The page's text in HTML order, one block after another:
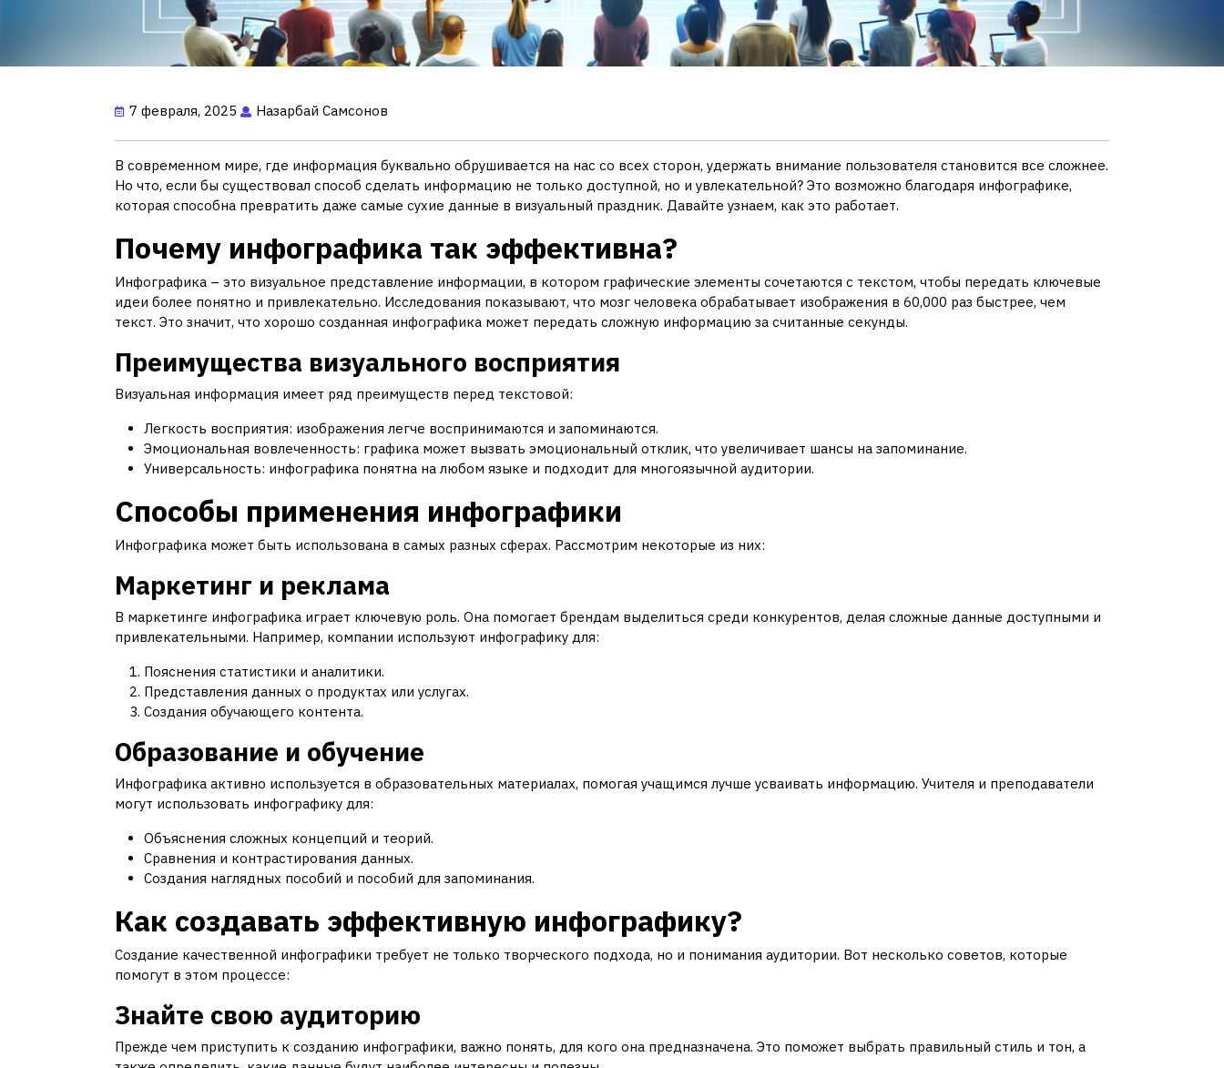
7 февраля, 2025 Назарбай Самсонов
В современном мире, где информация буквально обрушивается на нас со всех сторон, удержать внимание пользователя становится все сложнее.
Но что, если бы существовал способ сделать информацию не только доступной, но и увлекательной? Это возможно благодаря инфографике,
которая способна превратить даже самые сухие данные в визуальный праздник. Давайте узнаем, как это работает.
Почему инфографика так эффективна?
Инфографика – это визуальное представление информации, в котором графические элементы сочетаются с текстом, чтобы передать ключевые
идеи более понятно и привлекательно. Исследования показывают, что мозг человека обрабатывает изображения в 60,000 раз быстрее, чем
текст. Это значит, что хорошо созданная инфографика может передать сложную информацию за считанные секунды.
Преимущества визуального восприятия
Визуальная информация имеет ряд преимуществ перед текстовой:
Легкость восприятия: изображения легче воспринимаются и запоминаются.
Эмоциональная вовлеченность: графика может вызвать эмоциональный отклик, что увеличивает шансы на запоминание.
Универсальность: инфографика понятна на любом языке и подходит для многоязычной аудитории.
Способы применения инфографики
Инфографика может быть использована в самых разных сферах. Рассмотрим некоторые из них:
Маркетинг и реклама
В маркетинге инфографика играет ключевую роль. Она помогает брендам выделиться среди конкурентов, делая сложные данные доступными и
привлекательными. Например, компании используют инфографику для:
Пояснения статистики и аналитики.
Представления данных о продуктах или услугах.
Создания обучающего контента.
Образование и обучение
Инфографика активно используется в образовательных материалах, помогая учащимся лучше усваивать информацию. Учителя и преподаватели
могут использовать инфографику для:
Объяснения сложных концепций и теорий.
Сравнения и контрастирования данных.
Создания наглядных пособий и пособий для запоминания.
Как создавать эффективную инфографику?
Создание качественной инфографики требует не только творческого подхода, но и понимания аудитории. Вот несколько советов, которые
помогут в этом процессе:
Знайте свою аудиторию
Прежде чем приступить к созданию инфографики, важно понять, для кого она предназначена. Это поможет выбрать правильный стиль и тон, а